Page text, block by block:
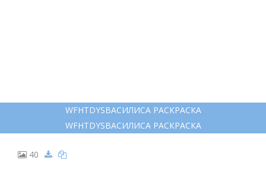
WFHTDYSВАСИЛИСА РАСКРАСКА
WFHTDYSВАСИЛИСА РАСКРАСКА
40